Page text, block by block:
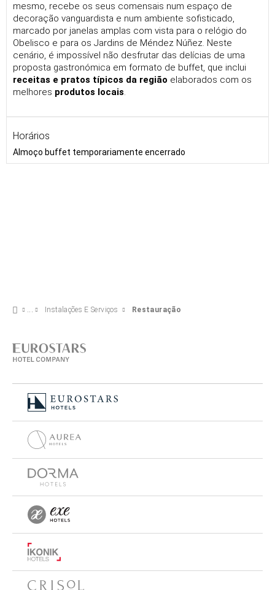
mesmo, recebe os seus comensais num espaço de
decoração vanguardista e num ambiente sofisticado,
marcado por janelas amplas com vista para o relógio do
Obelisco e para os Jardins de Méndez Núñez. Neste
cenário, é impossível não desfrutar das delícias de uma
proposta gastronómica em formato de buffet, que inclui
receitas e pratos típicos da região elaborados com os
melhores produtos locais.
Horários
Almoço buffet temporariamente encerrado
Instalações E Serviços Restauração